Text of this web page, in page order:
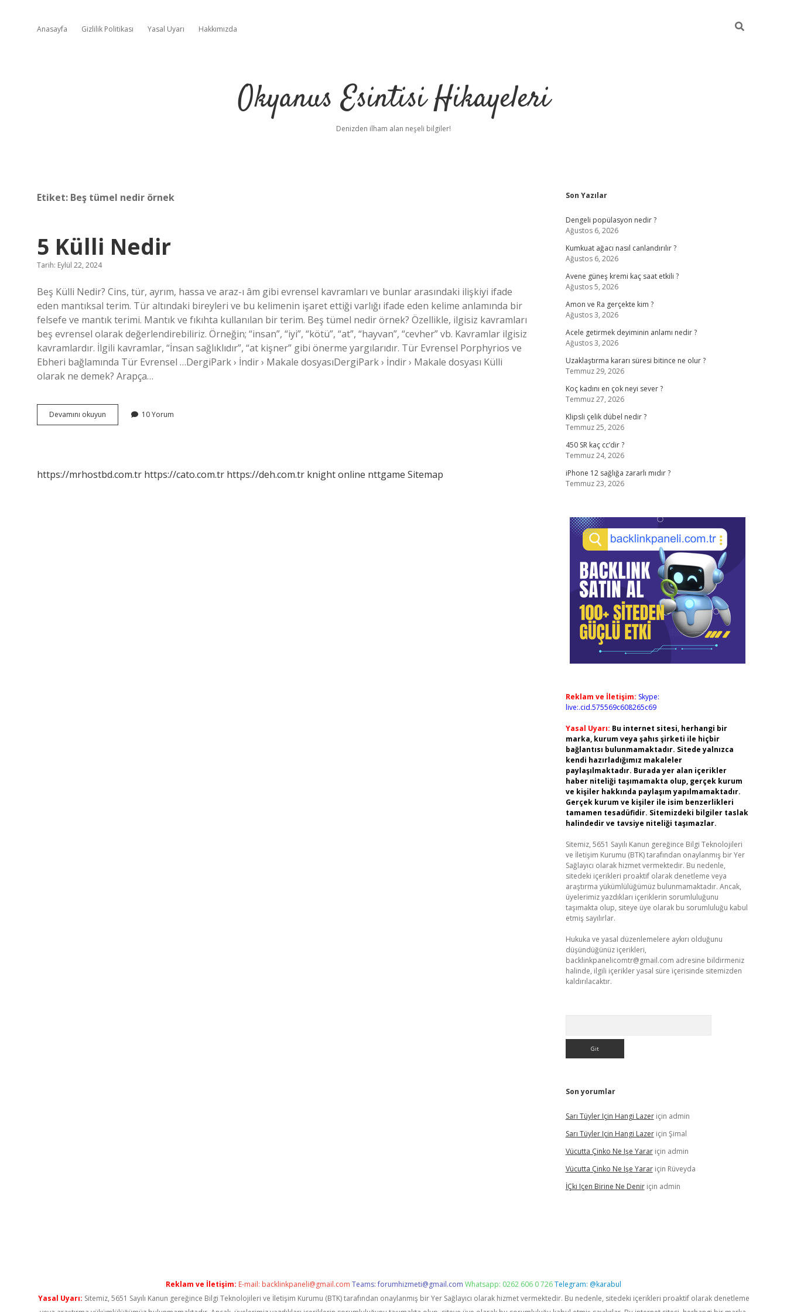
Anasayfa Gizlilik Politikası Yasal Uyarı Hakkımızda
Okyanus Esintisi Hikayeleri
Denizden ilham alan neşeli bilgiler!
Etiket: Beş tümel nedir örnek
5 Külli Nedir
Tarih: Eylül 22, 2024
Beş Külli Nedir? Cins, tür, ayrım, hassa ve araz-ı âm gibi evrensel kavramları ve bunlar arasındaki ilişkiyi ifade
eden mantıksal terim. Tür altındaki bireyleri ve bu kelimenin işaret ettiği varlığı ifade eden kelime anlamında bir
felsefe ve mantık terimi. Mantık ve fıkıhta kullanılan bir terim. Beş tümel nedir örnek? Özellikle, ilgisiz kavramları
beş evrensel olarak değerlendirebiliriz. Örneğin; “insan”, “iyi”, “kötü”, “at”, “hayvan”, “cevher” vb. Kavramlar ilgisiz
kavramlardır. İlgili kavramlar, “İnsan sağlıklıdır”, “at kişner” gibi önerme yargılarıdır. Tür Evrensel Porphyrios ve
Ebheri bağlamında Tür Evrensel …DergiPark › İndir › Makale dosyasıDergiPark › İndir › Makale dosyası Külli
olarak ne demek? Arapça…
Devamını okuyun
Külli
10 Yorum
https://mrhostbd.com.tr https://cato.com.tr https://deh.com.tr knight online nttgame Sitemap
Sidebar
Son Yazılar
Dengeli popülasyon nedir ?
Ağustos 6, 2026
Kumkuat ağacı nasıl canlandırılır ?
Ağustos 6, 2026
Avene güneş kremi kaç saat etkili ?
Ağustos 5, 2026
Amon ve Ra gerçekte kim ?
Ağustos 3, 2026
Acele getirmek deyiminin anlamı nedir ?
Ağustos 3, 2026
Uzaklaştırma kararı süresi bitince ne olur ?
Temmuz 29, 2026
Koç kadını en çok neyi sever ?
Temmuz 27, 2026
Klipsli çelik dübel nedir ?
Temmuz 25, 2026
450 SR kaç cc’dir ?
Temmuz 24, 2026
iPhone 12 sağlığa zararlı mıdır ?
Temmuz 23, 2026
Reklam ve İletişim: Skype:
live:.cid.575569c608265c69
Yasal Uyarı: Bu internet sitesi, herhangi bir
marka, kurum veya şahıs şirketi ile hiçbir
bağlantısı bulunmamaktadır. Sitede yalnızca
kendi hazırladığımız makaleler
paylaşılmaktadır. Burada yer alan içerikler
haber niteliği taşımamakta olup, gerçek kurum
ve kişiler hakkında paylaşım yapılmamaktadır.
Gerçek kurum ve kişiler ile isim benzerlikleri
tamamen tesadüfidir. Sitemizdeki bilgiler taslak
halindedir ve tavsiye niteliği taşımazlar.
Sitemiz, 5651 Sayılı Kanun gereğince Bilgi Teknolojileri
ve İletişim Kurumu (BTK) tarafından onaylanmış bir Yer
Sağlayıcı olarak hizmet vermektedir. Bu nedenle,
sitedeki içerikleri proaktif olarak denetleme veya
araştırma yükümlülüğümüz bulunmamaktadır. Ancak,
üyelerimiz yazdıkları içeriklerin sorumluluğunu
taşımakta olup, siteye üye olarak bu sorumluluğu kabul
etmiş sayılırlar.
Hukuka ve yasal düzenlemelere aykırı olduğunu
düşündüğünüz içerikleri,
backlinkpanelicomtr@gmail.com adresine bildirmeniz
halinde, ilgili içerikler yasal süre içerisinde sitemizden
kaldırılacaktır.
Son yorumlar
Sarı Tüyler Için Hangi Lazeriçin admin
Sarı Tüyler Için Hangi Lazeriçin Şimal
Vücutta Çinko Ne Işe Yarariçin admin
Vücutta Çinko Ne Işe Yarariçin Rüveyda
İÇki Içen Birine Ne Deniriçin admin
Reklam ve İletişim: E-mail: backlinkpaneli@gmail.com Teams:forumhizmeti@gmail.com Whatsapp: 0262 606 0 726Telegram: @karabul
Yasal Uyarı: Sitemiz, 5651 Sayılı Kanun gereğince Bilgi Teknolojileri ve İletişim Kurumu (BTK) tarafından onaylanmış bir Yer Sağlayıcı olarak hizmet vermektedir. Bu nedenle, sitedeki içerikleri proaktif olarak denetleme